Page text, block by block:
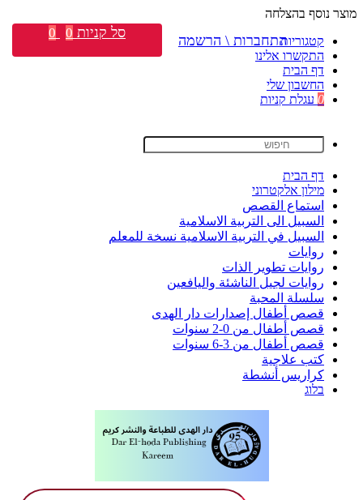
מוצר נוסף בהצלחה
קטגוריות
התקשרו אלינו
דף הבית
החשבון שלי
0 עגלת קניות
דף הבית
מילון אלקטרוני
استماع القصص
السبيل الى التربية الاسلامية
السبيل في التربية الاسلامية نسخة للمعلم
روايات
روايات تطوير الذات
روايات لجيل الناشئة واليافعين
سلسلة المحبة
قصص أطفال إصدارات دار الهدى
قصص أطفال من 0-2 سنوات
قصص أطفال من 3-6 سنوات
كتب علاجية
كراريس أنشطة
בלוג
התחברות \ הרשמה סל קניות 0
0